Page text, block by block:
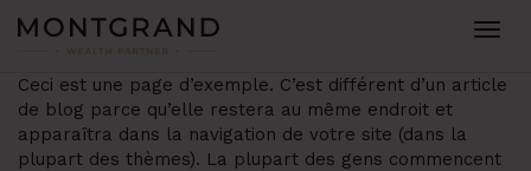
Ceci est une page d’exemple. C’est différent d’un article
de blog parce qu’elle restera au même endroit et
apparaîtra dans la navigation de votre site (dans la
plupart des thèmes). La plupart des gens commencent